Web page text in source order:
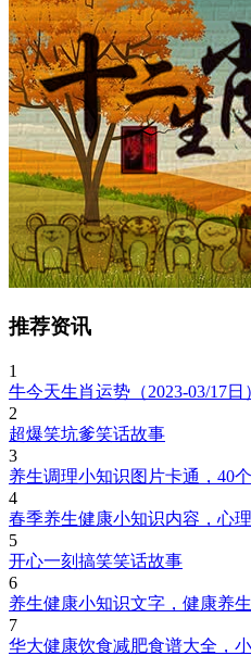
推荐资讯
1
牛今天生肖运势（2023-03/17日
2
超爆笑坑爹笑话故事
3
养生调理小知识图片卡通，40
4
春季养生健康小知识内容，心
5
开心一刻搞笑笑话故事
6
养生健康小知识文字，健康养
7
华大健康饮食减肥食谱大全，